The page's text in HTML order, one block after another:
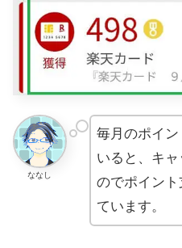
ななし
毎月のポイ
いると、キ
のでポイン
ています。